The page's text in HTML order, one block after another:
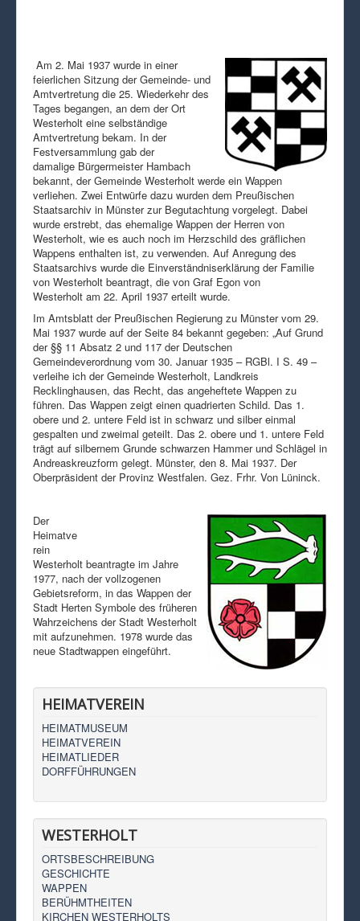
Am 2. Mai 1937 wurde in einer
feierlichen Sitzung der Gemeinde- und
Amtvertretung die 25. Wiederkehr des
Tages begangen, an dem der Ort
Westerholt eine selbständige
Amtvertretung bekam. In der
Festversammlung gab der
damalige Bürgermeister Hambach
bekannt, der Gemeinde Westerholt werde ein Wappen
verliehen. Zwei Entwürfe dazu wurden dem Preußischen
Staatsarchiv in Münster zur Begutachtung vorgelegt. Dabei
wurde erstrebt, das ehemalige Wappen der Herren von
Westerholt, wie es auch noch im Herzschild des gräflichen
Wappens enthalten ist, zu verwenden. Auf Anregung des
Staatsarchivs wurde die Einverständniserklärung der Familie
von Westerholt beantragt, die von Graf Egon von
Westerholt am 22. April 1937 erteilt wurde.
Im Amtsblatt der Preußischen Regierung zu Münster vom 29.
Mai 1937 wurde auf der Seite 84 bekannt gegeben: „Auf Grund
der §§ 11 Absatz 2 und 117 der Deutschen
Gemeindeverordnung vom 30. Januar 1935 – RGBl. I S. 49 –
verleihe ich der Gemeinde Westerholt, Landkreis
Recklinghausen, das Recht, das angeheftete Wappen zu
führen. Das Wappen zeigt einen quadrierten Schild. Das 1.
obere und 2. untere Feld ist in schwarz und silber einmal
gespalten und zweimal geteilt. Das 2. obere und 1. untere Feld
trägt auf silbernem Grunde schwarzen Hammer und Schlägel in
Andreaskreuzform gelegt. Münster, den 8. Mai 1937. Der
Oberpräsident der Provinz Westfalen. Gez. Frhr. Von Lüninck.
Der
Heimatve
rein
Westerholt beantragte im Jahre
1977, nach der vollzogenen
Gebietsreform, in das Wappen der
Stadt Herten Symbole des früheren
Wahrzeichens der Stadt Westerholt
mit aufzunehmen. 1978 wurde das
neue Stadtwappen eingeführt.
HEIMATVEREIN
HEIMATMUSEUM
HEIMATVEREIN
HEIMATLIEDER
DORFFÜHRUNGEN
WESTERHOLT
ORTSBESCHREIBUNG
GESCHICHTE
WAPPEN
BERÜHMTHEITEN
KIRCHEN WESTERHOLTS